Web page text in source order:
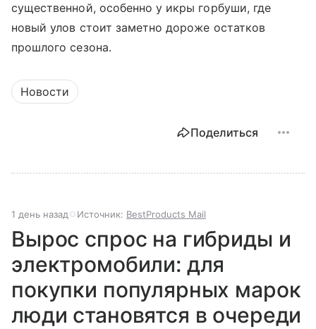
существенной, особенно у икры горбуши, где
новый улов стоит заметно дороже остатков
прошлого сезона.
Новости
Поделиться
1 день назад Источник: BestProducts Mail
Вырос спрос на гибриды и
электромобили: для
покупки популярных марок
люди становятся в очереди